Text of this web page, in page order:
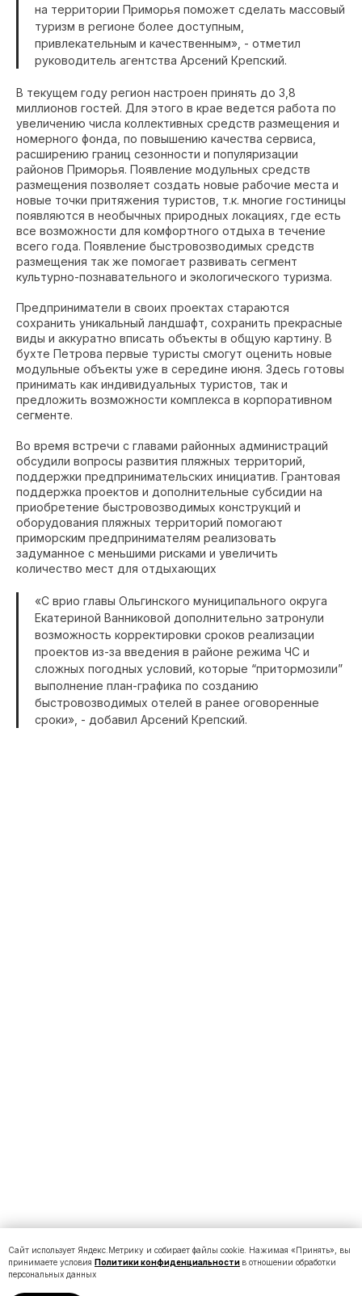
на территории Приморья поможет сделать массовый
туризм в регионе более доступным,
привлекательным и качественным», - отметил
руководитель агентства Арсений Крепский.
В текущем году регион настроен принять до 3,8
миллионов гостей. Для этого в крае ведется работа по
увеличению числа коллективных средств размещения и
номерного фонда, по повышению качества сервиса,
расширению границ сезонности и популяризации
районов Приморья. Появление модульных средств
размещения позволяет создать новые рабочие места и
новые точки притяжения туристов, т.к. многие гостиницы
появляются в необычных природных локациях, где есть
все возможности для комфортного отдыха в течение
всего года. Появление быстровозводимых средств
размещения так же помогает развивать сегмент
культурно-познавательного и экологического туризма.
Предприниматели в своих проектах стараются
сохранить уникальный ландшафт, сохранить прекрасные
виды и аккуратно вписать объекты в общую картину. В
бухте Петрова первые туристы смогут оценить новые
модульные объекты уже в середине июня. Здесь готовы
принимать как индивидуальных туристов, так и
предложить возможности комплекса в корпоративном
сегменте.
Во время встречи с главами районных администраций
обсудили вопросы развития пляжных территорий,
поддержки предпринимательских инициатив. Грантовая
поддержка проектов и дополнительные субсидии на
приобретение быстровозводимых конструкций и
оборудования пляжных территорий помогают
приморским предпринимателям реализовать
задуманное с меньшими рисками и увеличить
количество мест для отдыхающих
«С врио главы Ольгинского муниципального округа
Екатериной Ванниковой дополнительно затронули
возможность корректировки сроков реализации
проектов из-за введения в районе режима ЧС и
сложных погодных условий, которые “притормозили”
выполнение план-графика по созданию
быстровозводимых отелей в ранее оговоренные
сроки», - добавил Арсений Крепский.
Сайт использует Яндекс.Метрику и собирает файлы cookie. Нажимая «Принять», вы
принимаете условия Политики конфиденциальности в отношении обработки
персональных данных